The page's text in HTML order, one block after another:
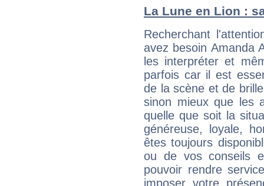
La Lune en Lion :
Recherchant
avez besoin Amanda
les interpréter et
parfois car il est
de la scène et de
sinon mieux que les
quelle que soit la
généreuse, loyale,
êtes toujours
ou de vos conseils
pouvoir rendre
imposer votre